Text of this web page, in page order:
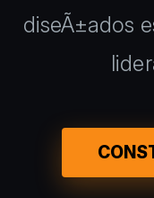
diseÃ±ados